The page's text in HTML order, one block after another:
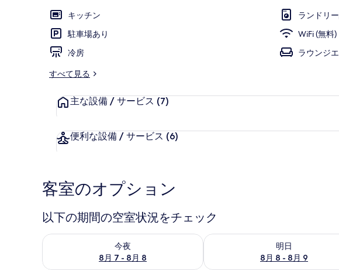
キッチン
ランドリ
駐車場あり
WiFi (無料)
冷房
ラウンジ
すべて見る
主な設備 / サービス (7)
便利な設備 / サービス (6)
客室のオプション
以下の期間の空室状況をチェック
今夜
8月 7 - 8月 8
今夜 8月 7 - 8月 8 の空室状況をチェック
明日
8月 8 - 8月 9
明日 8月 8 - 8月 9 の空室状況を